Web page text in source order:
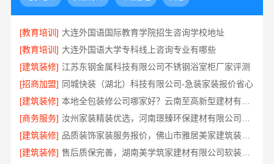
[教育培训] 大连外国语国际教育学院招生咨询学校地址
[教育培训] 大连外国语大学专科线上咨询专业有哪些
[建筑装修] 江苏东钢金属科技有限公司不锈钢浴室柜厂家评测
[招商加盟] 同城快装（湖北）科技有限公司-急装家装报价省心
[建筑装修]
[商务服务]
[建筑装修]
品质装饰家装服务报价，佛山市雅居美家建筑装饰工程有限公司
[建筑装修]
售后质保完善，湖南美学筑家建材有限公司软装配套